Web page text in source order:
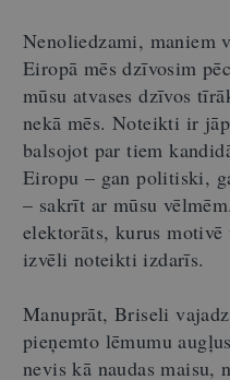
Nenoliedzami, maniem
Eiropā mēs dzīvosim
mūsu atvases dzīvos
nekā mēs. Noteikti ir
balsojot par tiem
Eiropu – gan politiski,
– sakrīt ar mūsu
elektorāts, kurus motivē
izvēli noteikti izdarīs.
Manuprāt, Briseli
pieņemto lēmumu
nevis kā naudas maisu,